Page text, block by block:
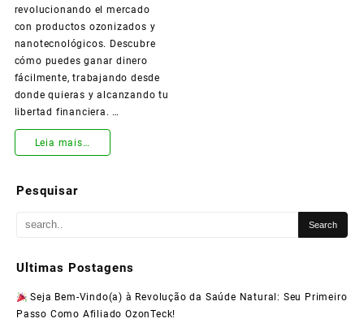
revolucionando el mercado
con productos ozonizados y
nanotecnológicos. Descubre
cómo puedes ganar dinero
fácilmente, trabajando desde
donde quieras y alcanzando tu
libertad financiera. …
¡Súmate
Ozonteck
y
Vida
Leia mais…
Pesquisar
Ultimas Postagens
Seja Bem-Vindo(a) à Revolução da Saúde Natural: Seu Primeiro
Passo Como Afiliado OzonTeck!